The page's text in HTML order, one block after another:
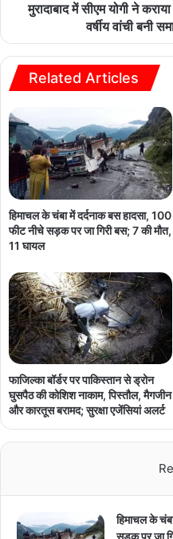
मुरादाबाद में सीएम योगी ने
वर्षीय वांची बनी
Related Articles
हिमाचल के चंबा में दर्दनाक बस हादसा, 100
फीट नीचे सड़क पर जा गिरी बस; 7 की मौत,
11 घायल
फाजिल्का बॉर्डर पर पाकिस्तान से ड्रोन
घुसपैठ की कोशिश नाकाम, पिस्तौल, मैगजीन
और कारतूस बरामद; सुरक्षा एजेंसियां अलर्ट
हिमाचल के